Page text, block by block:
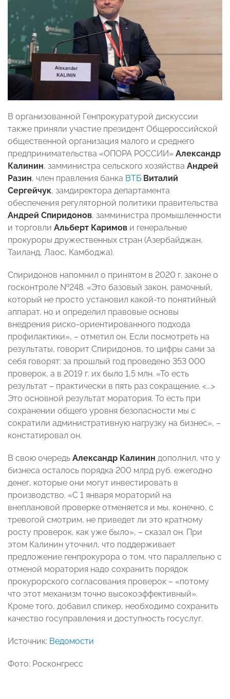
В организованной Генпрокуратурой дискуссии
также приняли участие президент Общероссийской
общественной организация малого и среднего
предпринимательства «ОПОРА РОССИИ» Александр
Калинин, замминистра сельского хозяйства Андрей
Разин, член правления банка ВТБ Виталий
Сергейчук, замдиректора департамента
обеспечения регуляторной политики правительства
Андрей Спиридонов, замминистра промышленности
и торговли Альберт Каримов и генеральные
прокуроры дружественных стран (Азербайджан,
Таиланд, Лаос, Камбоджа).
Спиридонов напомнил о принятом в 2020 г. законе о
госконтроле №248. «Это базовый закон, рамочный,
который не просто установил какой-то понятийный
аппарат, но и определил правовые основы
внедрения риско-ориентированного подхода
профилактики», – отметил он. Если посмотреть на
результаты, говорит Спиридонов, то цифры сами за
себя говорят: за прошлый год проведено 353 000
проверок, а в 2019 г. их было 1,5 млн. «То есть
результат – практически в пять раз сокращение. <...>
Это основной результат моратория. То есть при
сохранении общего уровня безопасности мы с
сократили административную нагрузку на бизнес», –
констатировал он.
В свою очередь Александр Калинин дополнил, что у
бизнеса осталось порядка 200 млрд руб. ежегодно
денег, которые они могут инвестировать в
производство. «С 1 января мораторий на
внеплановой проверке отменяется и мы, конечно, с
тревогой смотрим, не приведет ли это кратному
росту проверок, как уже было», – сказал он. При
этом Калинин уточнил, что поддерживает
предложение генпрокурора о том, что параллельно с
отменой моратория надо сохранить порядок
прокурорского согласования проверок – «потому
что этот механизм точно высокоэффективный».
Кроме того, добавил спикер, необходимо сохранить
качество госуправления и доступность госуслуг.
Источник: Ведомости
Фото: Росконгресс